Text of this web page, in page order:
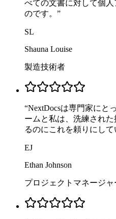
べての文書に対して個
のです。 ”
SL
Shauna Louise
製造技術者
“NextDocsは専門家にと
ームと私は、洗練され
るのにこれを頼りにして
EJ
Ethan Johnson
プロジェクトマネージャ